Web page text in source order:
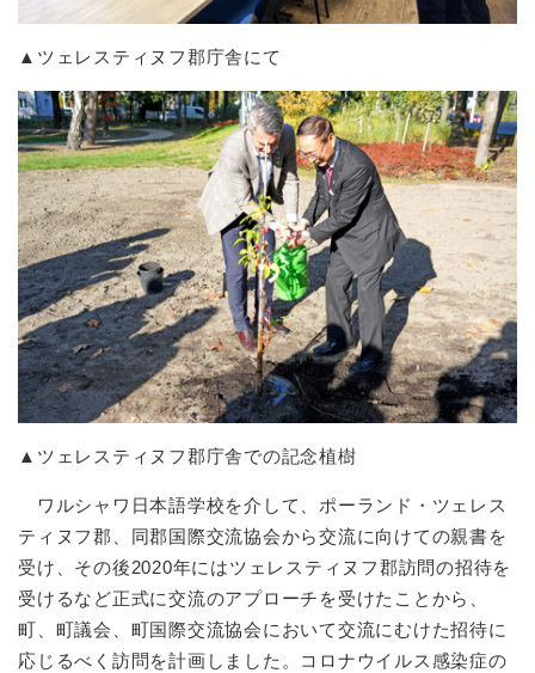
▲ツェレスティヌフ郡庁舎にて
▲ツェレスティヌフ郡庁舎での記念植樹
ワルシャワ日本語学校を介して、ポーランド・ツェレス
ティヌフ郡、同郡国際交流協会から交流に向けての親書を
受け、その後2020年にはツェレスティヌフ郡訪問の招待を
受けるなど正式に交流のアプローチを受けたことから、
町、町議会、町国際交流協会において交流にむけた招待に
応じるべく訪問を計画しました。コロナウイルス感染症の